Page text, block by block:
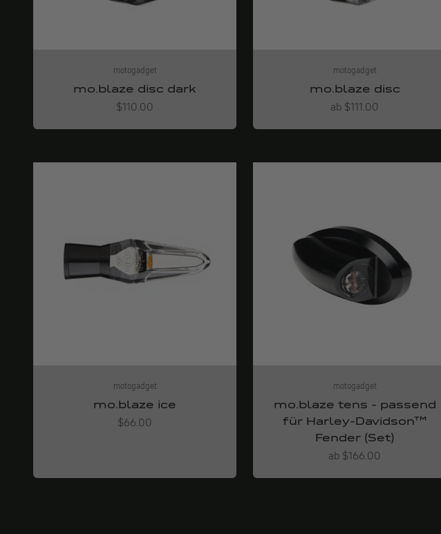
motogadget
mo.blaze disc dark
Angebot
$110.00
motogadget
mo.blaze disc
Angebot
ab $111.00
motogadget
mo.blaze ice
Angebot
$66.00
motogadget
mo.blaze tens - passend
für Harley-Davidson™
Fender (Set)
Angebot
ab $166.00